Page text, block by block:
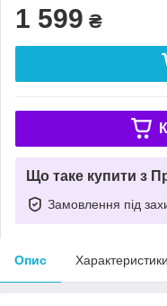
1 599 ₴
Що таке купити з
Замовлення під
Опис Характеристики